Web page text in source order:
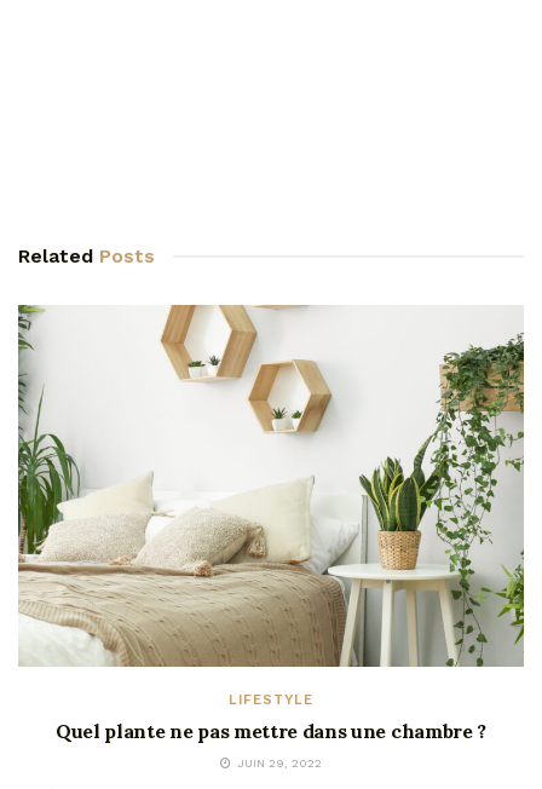
Related Posts
LIFESTYLE
Quel plante ne pas mettre dans une chambre ?
JUIN 29, 2022